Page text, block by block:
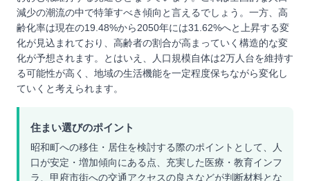
減少の潮流の中で特筆すべき傾向と言えるでしょう。一方、高
齢化率は現在の19.48%から2050年には31.62%へと上昇する変
化が見込まれており、高齢者の割合が高まっていく構造的な変
化が予想されます。とはいえ、人口規模自体は2万人台を維持す
る可能性が高く、地域の生活機能を一定程度保ちながら変化し
ていくと考えられます。
住まい選びのポイント
昭和町への移住・居住を検討する際のポイントとして、人
口が安定・増加傾向にある点、充実した医療・教育インフ
ラ、甲府市街への交通アクセスの良さなどが判断材料とな